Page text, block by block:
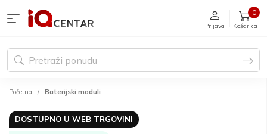
Prijava Košarica
0
Početna Baterijski moduli
DOSTUPNO U WEB TRGOVINI